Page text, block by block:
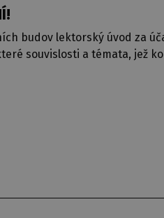
budov lektorský úvod za
souvislosti a témata, jež